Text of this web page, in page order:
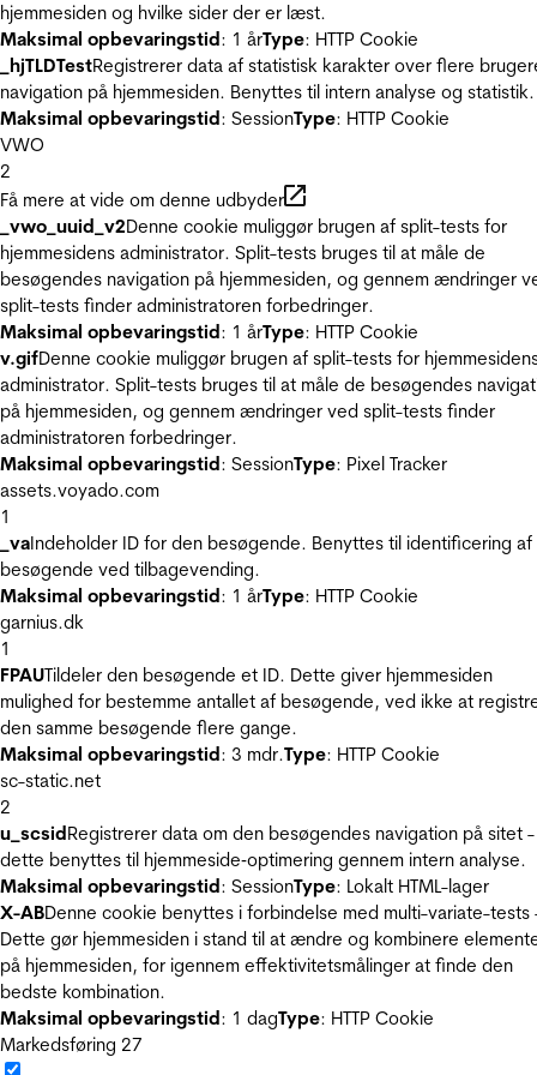
hjemmesiden og hvilke sider der er læst.
Maksimal opbevaringstid: 1 årType: HTTP Cookie
_hjTLDTestRegistrerer data af statistisk karakter over flere
navigation på hjemmesiden. Benyttes til intern analyse og statistik.
Maksimal opbevaringstid: SessionType: HTTP Cookie
VWO
2
Få mere at vide om denne udbyder
_vwo_uuid_v2Denne cookie muliggør brugen af split-tests for
hjemmesidens administrator. Split-tests bruges til at måle de
besøgendes navigation på hjemmesiden, og gennem ændringer
split-tests finder administratoren forbedringer.
Maksimal opbevaringstid: 1 årType: HTTP Cookie
v.gifDenne cookie muliggør brugen af split-tests for
administrator. Split-tests bruges til at måle de besøgendes
på hjemmesiden, og gennem ændringer ved split-tests finder
administratoren forbedringer.
Maksimal opbevaringstid: SessionType: Pixel Tracker
assets.voyado.com
1
_vaIndeholder ID for den besøgende. Benyttes til identificering af
besøgende ved tilbagevending.
Maksimal opbevaringstid: 1 årType: HTTP Cookie
garnius.dk
1
FPAUTildeler den besøgende et ID. Dette giver hjemmesiden
mulighed for bestemme antallet af besøgende, ved ikke at
den samme besøgende flere gange.
Maksimal opbevaringstid: 3 mdr.Type: HTTP Cookie
sc-static.net
2
u_scsidRegistrerer data om den besøgendes navigation på sitet -
dette benyttes til hjemmeside‐optimering gennem intern analyse.
Maksimal opbevaringstid: SessionType: Lokalt HTML-lager
X-ABDenne cookie benyttes i forbindelse med multi-variate-tests
Dette gør hjemmesiden i stand til at ændre og kombinere
på hjemmesiden, for igennem effektivitetsmålinger at finde den
bedste kombination.
Maksimal opbevaringstid: 1 dagType: HTTP Cookie
Markedsføring 27